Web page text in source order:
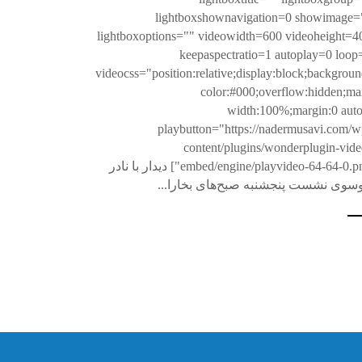
lightboxshownavigation=0
lightboxoptions="" videowidth=600
keepaspectratio=1 autoplay=0
width:100%;margin:0
playbutton="https://nadermusavi.com/
content/plugins/wonderplugin-
embed/engine/playvideo-64-64-0.png"] دیدار با نادر
نشست پنجشنبه صبح‌های بخارا...